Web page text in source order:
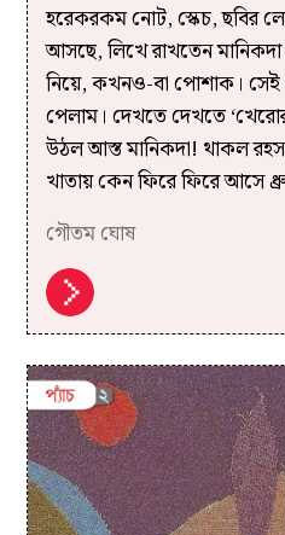
হরেকরকম নোট, স্কেচ, ছবির
আসছে, লিখে রাখতেন
নিয়ে, কখনও-বা পোশাক। সেই
পেলাম। দেখতে দেখতে
উঠল আস্ত মানিকদা! থাকল
খাতায় কেন ফিরে ফিরে আসে
গৌতম ঘোষ